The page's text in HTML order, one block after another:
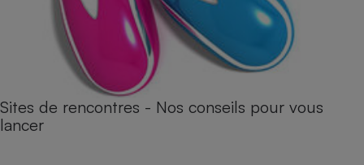
Sites de rencontres - Nos conseils pour vous
lancer